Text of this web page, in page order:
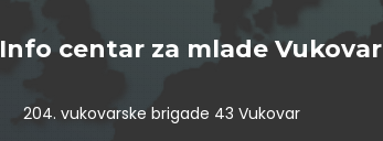
Info centar za mlade Vukovar
204. vukovarske brigade 43 Vukovar